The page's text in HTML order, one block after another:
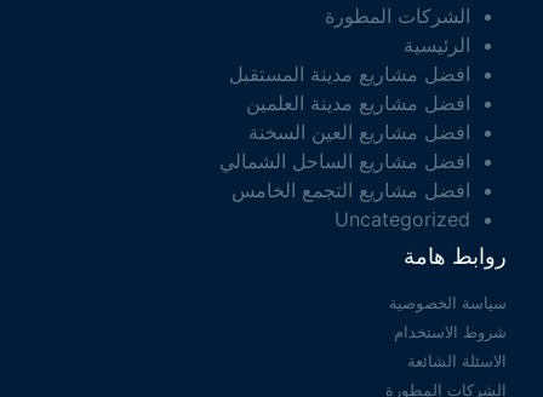
الشركات المطورة
الرئيسية
افضل مشاريع مدينة المستقبل
افضل مشاريع مدينة العلمين
افضل مشاريع العين السخنة
افضل مشاريع الساحل الشمالي
افضل مشاريع التجمع الخامس
Uncategorized
روابط هامة
سياسة الخصوصية
شروط الاستخدام
الاسئلة الشائعة
الشركات المطورة